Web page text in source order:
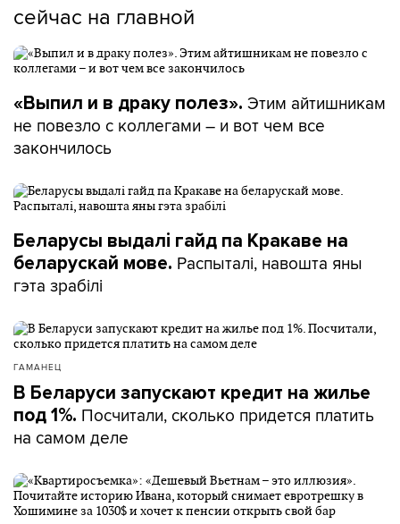
сейчас на главной
«Выпил и в драку полез». Этим айтишникам
не повезло с коллегами – и вот чем все
закончилось
Беларусы выдалі гайд па Кракаве на
беларускай мове. Распыталі, навошта яны
гэта зрабілі
ГАМАНЕЦ
В Беларуси запускают кредит на жилье
под 1%. Посчитали, сколько придется платить
на самом деле